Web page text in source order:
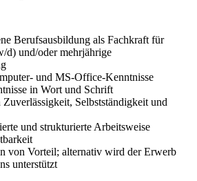
Berufsausbildung als Fachkraft für
d) und/oder mehrjährige
und MS-Office-Kenntnisse
in Wort und Schrift
Selbstständigkeit und
und strukturierte Arbeitsweise
von Vorteil; alternativ wird der Erwerb
unterstützt